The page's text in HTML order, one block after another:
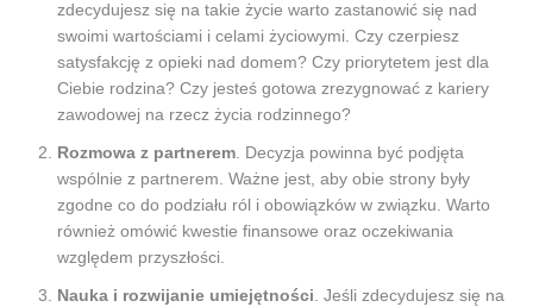
zdecydujesz się na takie życie warto zastanowić się nad
swoimi wartościami i celami życiowymi. Czy czerpiesz
satysfakcję z opieki nad domem? Czy priorytetem jest dla
Ciebie rodzina? Czy jesteś gotowa zrezygnować z kariery
zawodowej na rzecz życia rodzinnego?
Rozmowa z partnerem. Decyzja powinna być podjęta
wspólnie z partnerem. Ważne jest, aby obie strony były
zgodne co do podziału ról i obowiązków w związku. Warto
również omówić kwestie finansowe oraz oczekiwania
względem przyszłości.
Nauka i rozwijanie umiejętności . Jeśli zdecydujesz się na